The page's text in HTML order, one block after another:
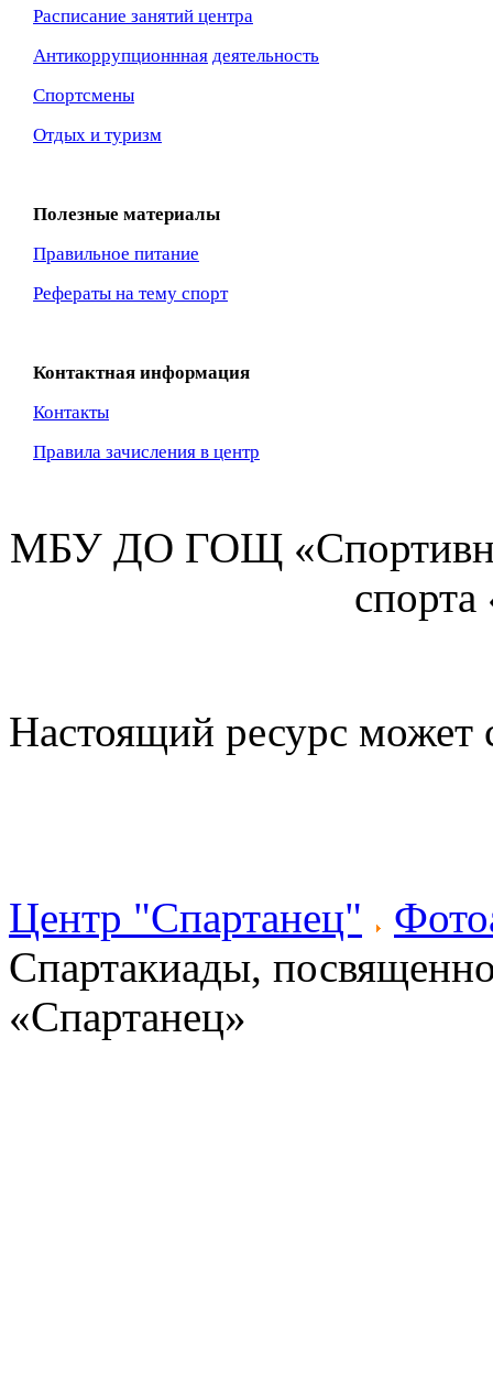
Расписание занятий центра
Антикоррупционнная деятельность
Спортсмены
Отдых и туризм
Полезные материалы
Правильное питание
Рефераты на тему спорт
Контактная информация
Контакты
Правила зачисления в центр
МБУ ДО ГОЩ
Настоящий ресурс может
Центр "Спартанец"
Спартакиады,
«Спартанец»